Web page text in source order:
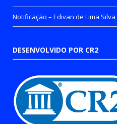
Notificação – Edivan de Lima Silva
DESENVOLVIDO POR CR2